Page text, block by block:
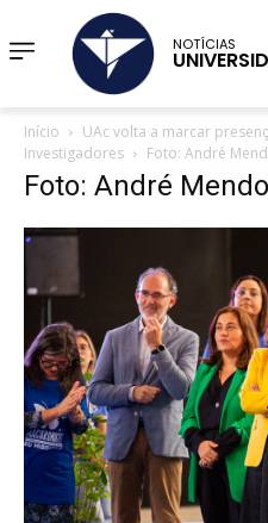
NOTÍCIAS
Início
UAc volta a marcar
Investigadores
Foto: André
Foto: André